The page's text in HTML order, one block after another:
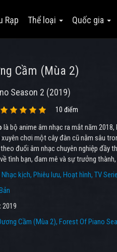
Rạp Thể loại Quốc gia
Cầm (Mùa 2)
Season 2 (2019)
10 điểm
là bộ anime âm nhạc ra mắt năm
chơi một cây đàn cũ nằm sâu
đuổi âm nhạc chuyên nghiệp đầy
tình bạn, đam mê và sự trưởng
Nhạc kịch Phiêu lưu Hoạt hình TV
2019
Cầm (Mùa 2), Forest Of Piano